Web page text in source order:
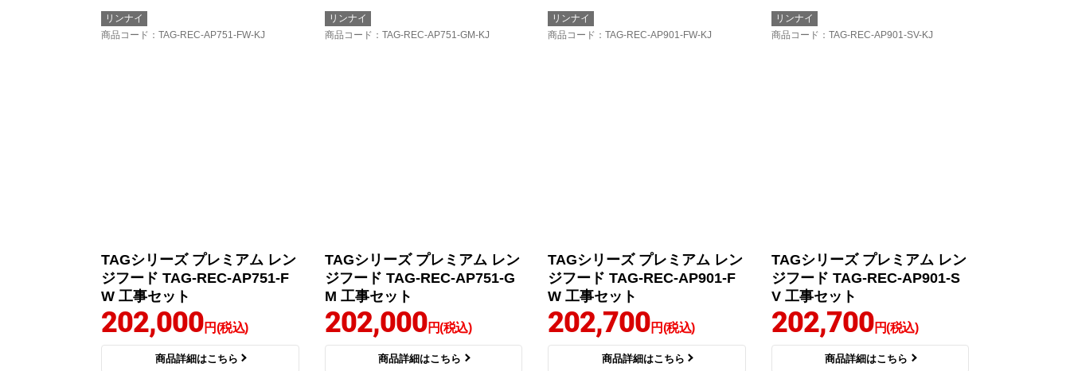
リンナイ
商品コード ：TAG-REC-AP751-FW-KJ
TAGシリーズ プレミアム レン
ジフード TAG-REC-AP751-F
W 工事セット
202,000円(税込)
商品詳細はこちら
リンナイ
商品コード ：TAG-REC-AP751-GM-KJ
TAGシリーズ プレミアム レン
ジフード TAG-REC-AP751-G
M 工事セット
202,000円(税込)
商品詳細はこちら
リンナイ
商品コード ：TAG-REC-AP901-FW-KJ
TAGシリーズ プレミアム レン
ジフード TAG-REC-AP901-F
W 工事セット
202,700円(税込)
商品詳細はこちら
リンナイ
商品コード ：TAG-REC-AP901-SV-KJ
TAGシリーズ プレミアム レン
ジフード TAG-REC-AP901-S
V 工事セット
202,700円(税込)
商品詳細はこちら